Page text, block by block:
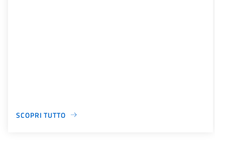
SCOPRI TUTTO